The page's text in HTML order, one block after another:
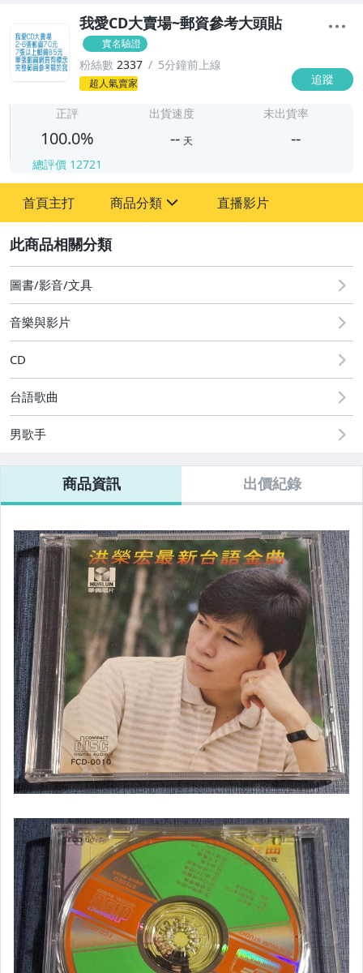
我愛CD大賣場~郵資參考大頭貼
實名驗證
粉絲數 2337 5分鐘前上線
超人氣賣家 追蹤
-
正評
100.0%
總評價 12721
出貨速度
-- 天
未出貨率
--
首頁主打 商品分類
圖書/影音/文具
直播影片
圖書/影音/文具
音樂與影片
CD
台語歌曲
男歌手
商品資訊 出價紀錄